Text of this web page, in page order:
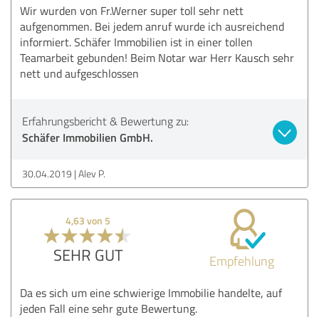
Wir wurden von Fr.Werner super toll sehr nett
aufgenommen. Bei jedem anruf wurde ich ausreichend
informiert. Schäfer Immobilien ist in einer tollen
Teamarbeit gebunden! Beim Notar war Herr Kausch sehr
nett und aufgeschlossen
Erfahrungsbericht & Bewertung zu:
Schäfer Immobilien GmbH.
30.04.2019 Alev P.
4,63 von 5
SEHR GUT Empfehlung
Da es sich um eine schwierige Immobilie handelte, auf
jeden Fall eine sehr gute Bewertung.